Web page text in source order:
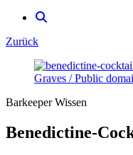
Zurück
Barkeeper Wissen
Benedictine-